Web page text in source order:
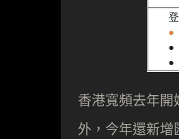
香港寬頻去年
外，今年還新